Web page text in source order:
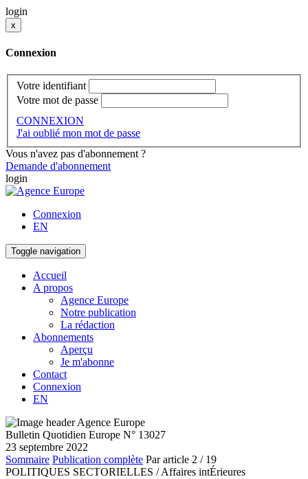
login
x
Connexion
Votre identifiant
Votre mot de passe
CONNEXION
J'ai oublié mon mot de passe
Vous n'avez pas d'abonnement ?
Demande d'abonnement
login
Connexion
EN
Toggle navigation
Accueil
A propos
Agence Europe
Notre publication
La rédaction
Abonnements
Aperçu
Je m'abonne
Contact
Connexion
EN
Bulletin Quotidien Europe N° 13027
23 septembre 2022
Sommaire Publication complète Par article 2 / 19
POLITIQUES SECTORIELLES / Affaires intÉrieures